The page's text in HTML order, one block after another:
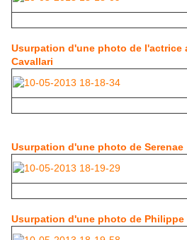
Usurpation d'une photo de l'actrice
Cavallari
Usurpation d'une photo de Serenae
Usurpation d'une photo de Philippe